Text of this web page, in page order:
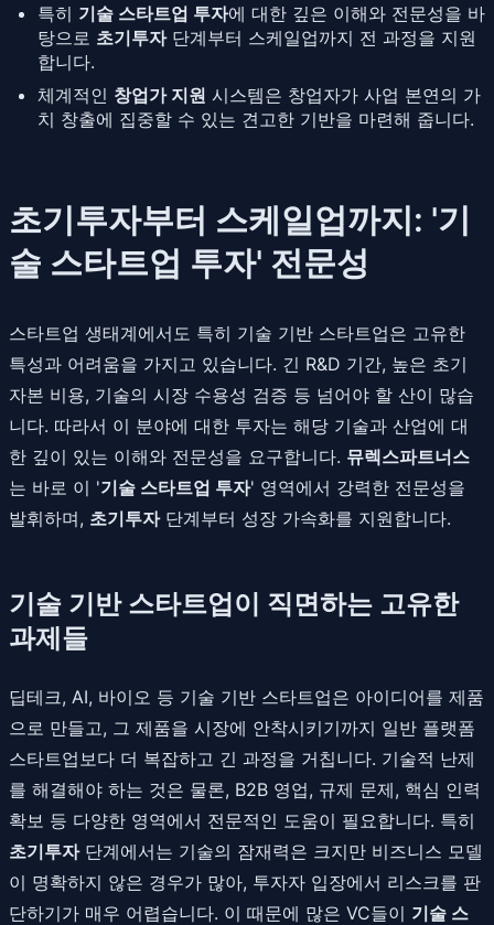
특히 기술 스타트업 투자에 대한 깊은 이해와 전문성을 바
탕으로 초기투자단계부터 스케일업까지 전 과정을 지원
합니다.
체계적인 창업가 지원 시스템은 창업자가 사업 본연의 가
치 창출에 집중할 수 있는 견고한 기반을 마련해 줍니다.
초기투자부터 스케일업까지: '기
술 스타트업 투자' 전문성
스타트업 생태계에서도 특히 기술 기반 스타트업은 고유한
특성과 어려움을 가지고 있습니다. 긴 R&D 기간, 높은 초기
자본 비용, 기술의 시장 수용성 검증 등 넘어야 할 산이 많습
니다. 따라서 이 분야에 대한 투자는 해당 기술과 산업에 대
한 깊이 있는 이해와 전문성을 요구합니다. 뮤렉스파트너스
는 바로 이 '기술 스타트업 투자' 영역에서 강력한 전문성을
발휘하며, 초기투자단계부터 성장 가속화를 지원합니다.
기술 기반 스타트업이 직면하는 고유한
과제들
딥테크, AI, 바이오 등 기술 기반 스타트업은 아이디어를 제품
으로 만들고, 그 제품을 시장에 안착시키기까지 일반 플랫폼
스타트업보다 더 복잡하고 긴 과정을 거칩니다. 기술적 난제
를 해결해야 하는 것은 물론, B2B 영업, 규제 문제, 핵심 인력
확보 등 다양한 영역에서 전문적인 도움이 필요합니다. 특히
초기투자단계에서는 기술의 잠재력은 크지만 비즈니스 모델
이 명확하지 않은 경우가 많아, 투자자 입장에서 리스크를 판
단하기가 매우 어렵습니다. 이 때문에 많은 VC들이 기술 스